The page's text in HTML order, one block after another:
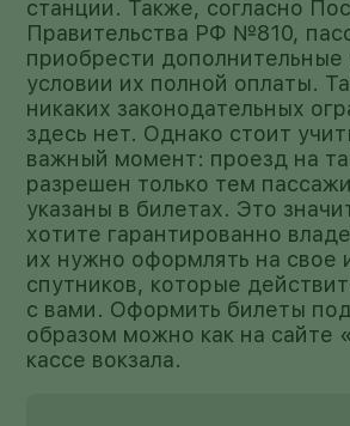
станции. Также, согласно
Правительства РФ №810,
приобрести дополнительные
условии их полной оплаты.
никаких законодательных
здесь нет. Однако стоит
важный момент: проезд на
разрешен только тем
указаны в билетах. Это
хотите гарантированно
их нужно оформлять на свое
спутников, которые
с вами. Оформить билеты
образом можно как на сайте
кассе вокзала.